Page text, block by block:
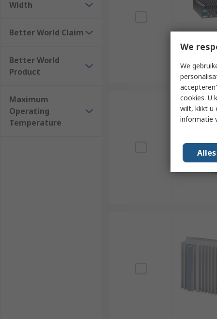
Width
Better World Claim
Better World
Product
Maximum
Operating
Temperature
We
We
cookies. U
wilt, klikt u
informatie